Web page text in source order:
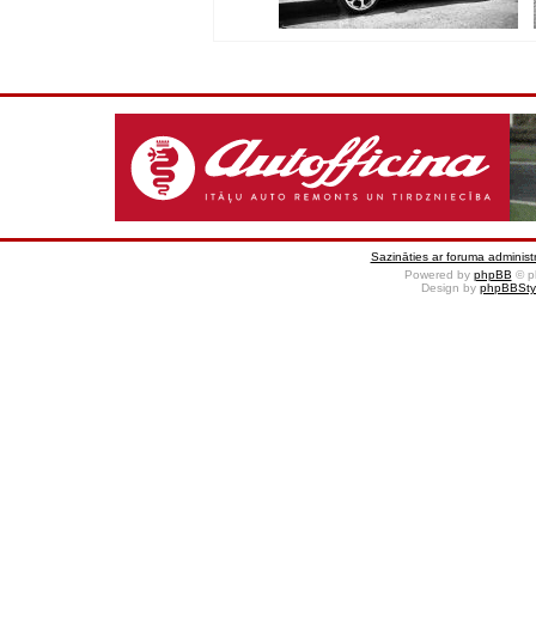
Sazināties ar foruma
Powered by phpBB ©
Design by